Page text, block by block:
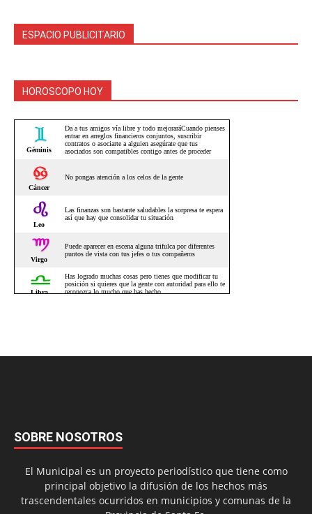
ESPACIO PUBLICITARIO
HOROSCOPO HOY
SOBRE NOSOTROS
El Municipal es un proyecto periodístico que tiene como
principal objetivo la difusión de los hechos más
trascendentales ocurridos en municipios y comunas de la